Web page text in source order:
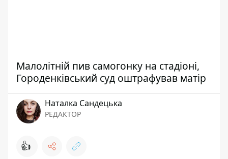
Малолітній пив самогонку на стадіоні,
Городенківський суд оштрафував матір
Наталка Сандецька
РЕДАКТОР
👍